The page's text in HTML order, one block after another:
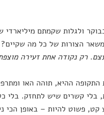
ולגלות שקמתם מיליארדי
הצורות של כל מה
.רק נקודה אחת זעירה
ההיא, תוהה האו
בלי קשרים שיש לתחזק. בלי
פשוט להיות – באופן הכי